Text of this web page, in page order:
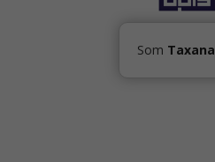
Som Taxana